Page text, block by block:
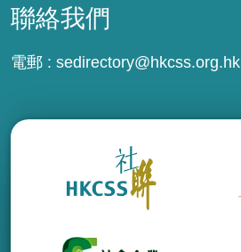
聯絡我們
電郵 : sedirectory@hkcss.org.hk